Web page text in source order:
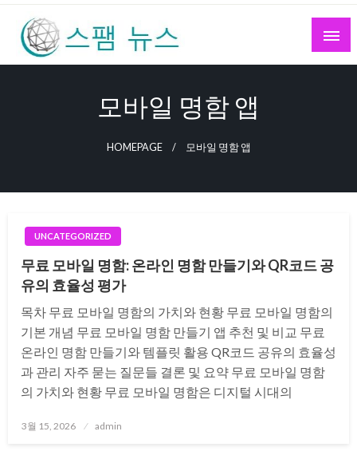
Skip
content
모바일 명함 앱
HOMEPAGE 모바일 명함 앱
UNCATEGORIZED
무료 모바일 명함: 온라인 명함 만들기와 QR코드 공
유의 효율성 평가
목차 무료 모바일 명함의 가치와 현황 무료 모바일 명함의
기본 개념 무료 모바일 명함 만들기 앱 추천 및 비교 무료
온라인 명함 만들기와 템플릿 활용 QR코드 공유의 효율성
과 관리 자주 묻는 질문들 결론 및 요약 무료 모바일 명함
의 가치와 현황 무료 모바일 명함은 디지털 시대의
Posted
3월 15, 2026 admin